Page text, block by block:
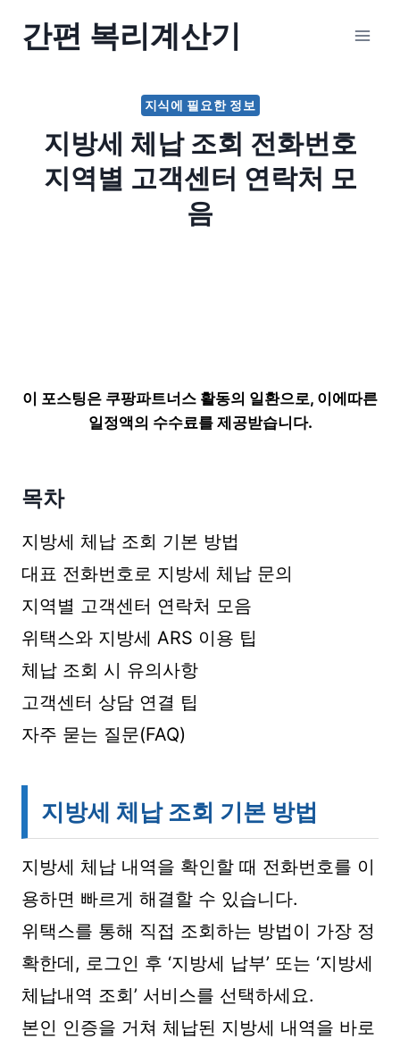
간편 복리계산기
지식에 필요한 정보
지방세 체납 조회 전화번호
지역별 고객센터 연락처 모
음
이 포스팅은 쿠팡파트너스 활동의 일환으로, 이에따른
일정액의 수수료를 제공받습니다.
목차
지방세 체납 조회 기본 방법
대표 전화번호로 지방세 체납 문의
지역별 고객센터 연락처 모음
위택스와 지방세 ARS 이용 팁
체납 조회 시 유의사항
고객센터 상담 연결 팁
자주 묻는 질문(FAQ)
지방세 체납 조회 기본 방법
지방세 체납 내역을 확인할 때 전화번호를 이
용하면 빠르게 해결할 수 있습니다.
위택스를 통해 직접 조회하는 방법이 가장 정
확한데, 로그인 후 ‘지방세 납부’ 또는 ‘지방세
체납내역 조회’ 서비스를 선택하세요.
본인 인증을 거쳐 체납된 지방세 내역을 바로